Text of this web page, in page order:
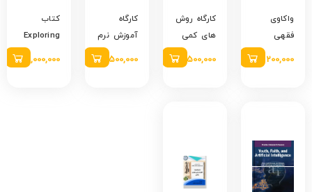
واکاوی
فقهی
زنان؛ سیری
فراروی
اشتغال
200,000 تومان
کارگاه روش
های کمی
جمع آوری
500,000 تومان
کارگاه
آموزش نرم
500,000 تومان
کتاب
Exploring
Studies in
1,000,000 تومان